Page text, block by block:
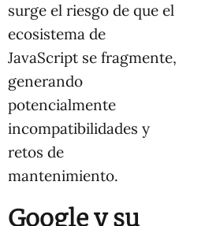
surge el riesgo de que el
ecosistema de
JavaScript se fragmente,
generando
potencialmente
incompatibilidades y
retos de
mantenimiento.
Google y su